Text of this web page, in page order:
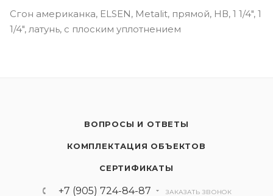
Сгон американка, ELSEN, Metalit, прямой, НВ, 1 1/4", 1
1/4", латунь, с плоским уплотнением
ВОПРОСЫ И ОТВЕТЫ
КОМПЛЕКТАЦИЯ ОБЪЕКТОВ
СЕРТИФИКАТЫ
+7 (905) 724-84-87 ЗАКАЗАТЬ ЗВОНОК